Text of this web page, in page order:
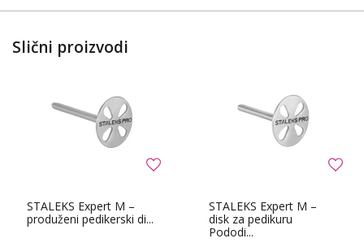
Slični proizvodi
STALEKS Expert M –
produženi pedikerski di...
STALEKS Expert M –
disk za pedikuru
Pododi...